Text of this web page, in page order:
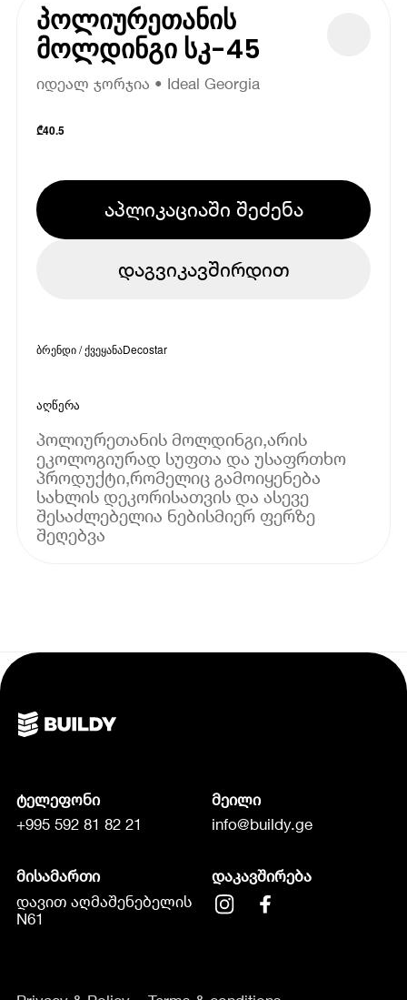
პოლიურეთანის
მოლდინგი სკ-45
იდეალ ჯორჯია • Ideal Georgia
₾40.5
აპლიკაციაში შეძენა
დაგვიკავშირდით
ბრენდი / ქვეყანაDecostar
აღწერა
პოლიურეთანის მოლდინგი,არის
ეკოლოგიურად სუფთა და უსაფრთხო
პროდუქტი,რომელიც გამოიყენება
სახლის დეკორისათვის და ასევე
შესაძლებელია ნებისმიერ ფერზე
შეღებვა
ტელეფონი
+995 592 81 82 21
მეილი
info@buildy.ge
მისამართი
დავით აღმაშენებელის
N61
დაკავშირება